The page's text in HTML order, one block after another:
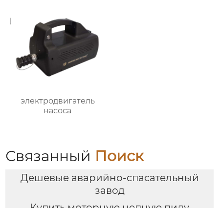
электродвигатель
насоса
Связанный Поиск
Дешевые аварийно-спасательный
завод